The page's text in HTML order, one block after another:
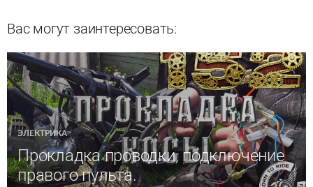
Вас могут заинтересовать:
ЭЛЕКТРИКА
Прокладка проводки, подключение
правого пульта.